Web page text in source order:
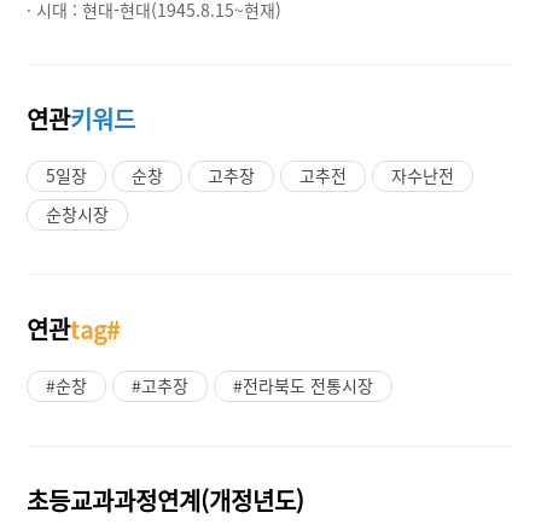
· 시대 :현대-현대(1945.8.15~현재)
연관키워드
5일장 순창 고추장 고추전
자수난전
순창시장
연관tag#
#순창 #고추장 #전라북도 전통시장
초등교과과정연계(개정년도)